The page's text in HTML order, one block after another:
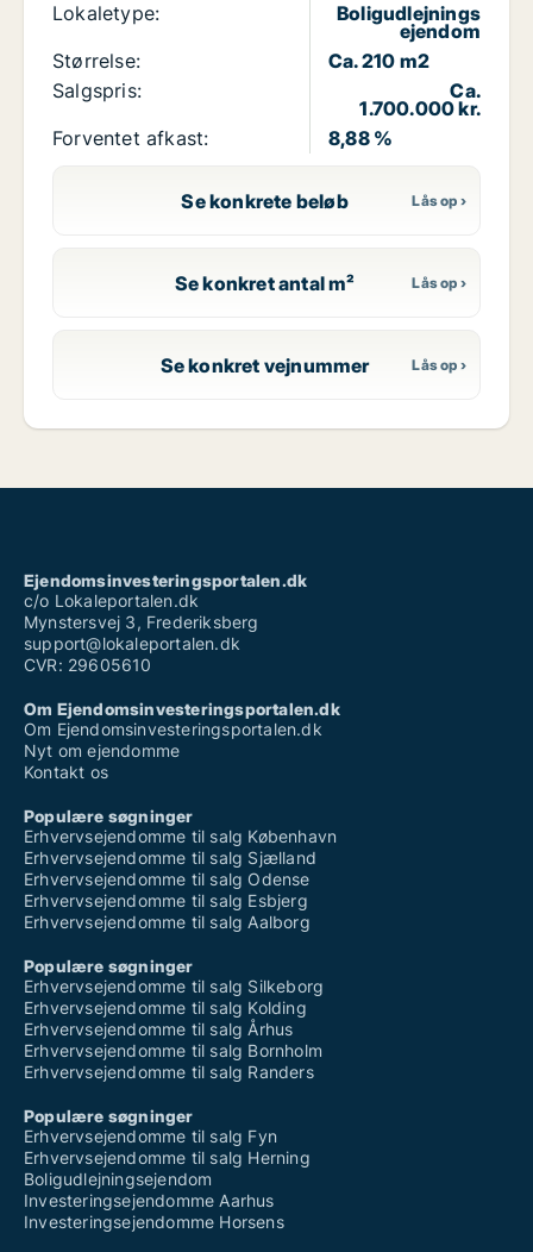
Lokaletype:
Boligudlejnings
ejendom
Størrelse:
Ca. 210 m2
Salgspris:
Ca.
1.700.000 kr.
Forventet afkast:
8,88 %
Se konkrete beløb
Se konkret antal m²
Se konkret vejnummer
Ejendomsinvesteringsportalen.dk
c/o Lokaleportalen.dk
Mynstersvej 3, Frederiksberg
support@lokaleportalen.dk
CVR: 29605610
Om Ejendomsinvesteringsportalen.dk
Om Ejendomsinvesteringsportalen.dk
Nyt om ejendomme
Kontakt os
Populære søgninger
Erhvervsejendomme til salg København
Erhvervsejendomme til salg Sjælland
Erhvervsejendomme til salg Odense
Erhvervsejendomme til salg Esbjerg
Erhvervsejendomme til salg Aalborg
Populære søgninger
Erhvervsejendomme til salg Silkeborg
Erhvervsejendomme til salg Kolding
Erhvervsejendomme til salg Århus
Erhvervsejendomme til salg Bornholm
Erhvervsejendomme til salg Randers
Populære søgninger
Erhvervsejendomme til salg Fyn
Erhvervsejendomme til salg Herning
Boligudlejningsejendom
Investeringsejendomme Aarhus
Investeringsejendomme Horsens